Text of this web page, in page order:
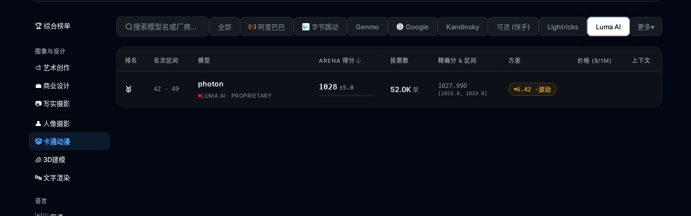
🏆 综合榜单
图像与设计
🎨 艺术创作
💼 商业设计
📷 写实摄影
👤 人像摄影
🤡 卡通动漫
🧊 3D建模
🔤 文字渲染
语言
全部 阿里巴巴 字节跳动 Genmo Google Kandinsky 可灵 (快手) Lightricks Luma AI 更多▾
排名 名次区间 模型 ARENA 得分 投票数 精确分 & 区间 方差 价格 ($/1M) 上下文
🥇 42 - 49
photon
LUMA AI · PROPRIETARY
1028 ±5.0 52.0K 票
1027.990
[1023.0, 1033.0]
6.42 ·波动